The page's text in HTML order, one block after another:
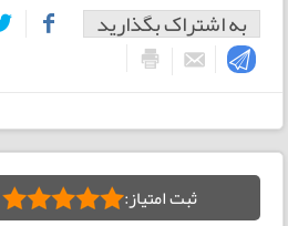
به اشتراک بگذارید
ثبت امتیاز: